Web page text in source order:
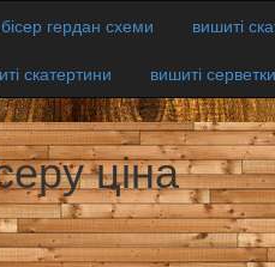
бісер гердан схеми
вишиті
скатертини вишиті серветки
ціна